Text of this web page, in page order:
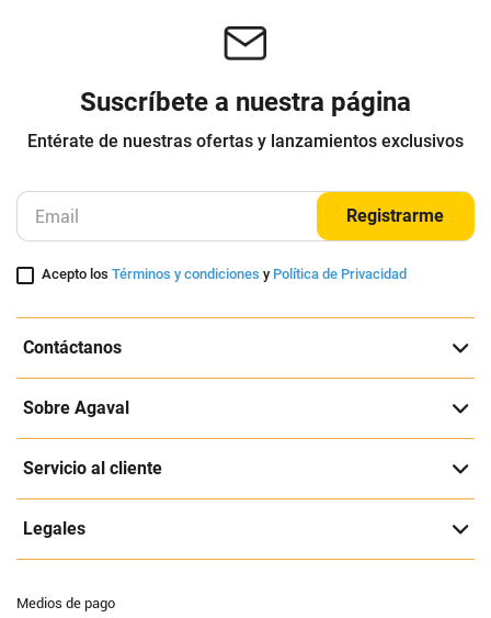
Suscríbete a nuestra página
Entérate de nuestras ofertas y lanzamientos exclusivos
Registrarme
Acepto losTérminos y condiciones y Política de Privacidad
Contáctanos
Sobre Agaval
Servicio al cliente
Legales
Medios de pago